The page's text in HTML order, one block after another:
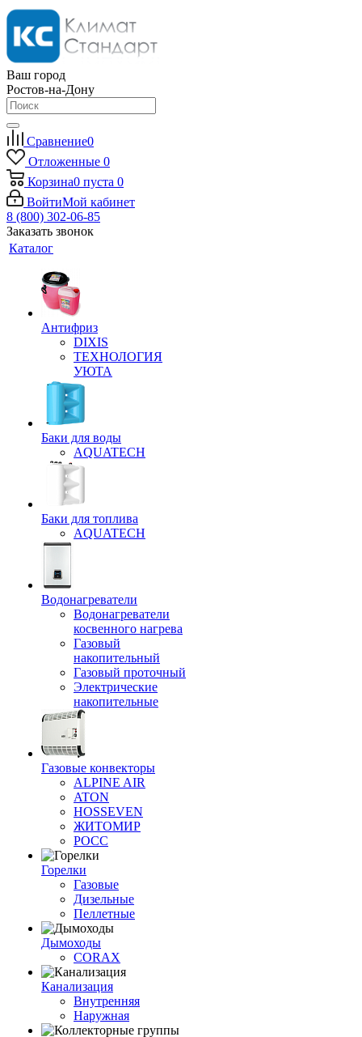
Ваш город
Ростов-на-Дону
Сравнение0
Отложенные 0
Корзина0 пуста 0
ВойтиМой кабинет
8 (800) 302-06-85
Заказать звонок
Каталог
Антифриз
DIXIS
ТЕХНОЛОГИЯ
УЮТА
Баки для воды
AQUATECH
Баки для топлива
AQUATECH
Водонагреватели
Водонагреватели
косвенного нагрева
Газовый
накопительный
Газовый проточный
Электрические
накопительные
Газовые конвекторы
ALPINE AIR
ATON
HOSSEVEN
ЖИТОМИР
РОСС
Горелки
Газовые
Дизельные
Пеллетные
Дымоходы
CORAX
Канализация
Внутренняя
Наружная